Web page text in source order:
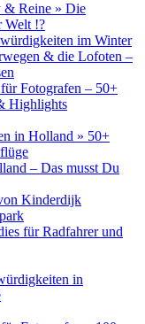
& Reine » Die
Welt !?
im Winter
& die Lofoten –
Fotografen – 50+
Highlights
in Holland » 50+
– Das musst Du
Kinderdijk
für Radfahrer und
in